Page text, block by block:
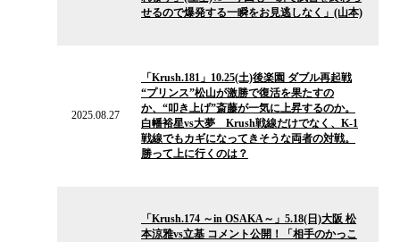
せるので爆発する一瞬をお見逃しなく」(山本)
2025.08.27
「Krush.181」10.25(土)後楽園 ダブル再起戦
“プリンス”松山が激勝で復活を果たすの
か、“叩き上げ”斎藤が一気に上昇するのか。
白幡裕星vs大夢 Krush戦線だけでなく、K-1
戦線でもカギになってきそうな両者の対戦。
勝って上に行くのは？
「Krush.174 ～in OSAKA～」5.18(日)大阪 松
本涼雅vs立基 コメント公開！「相手のかっこ